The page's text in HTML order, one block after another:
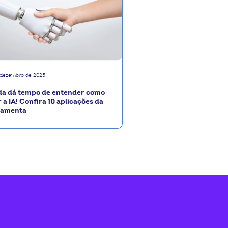
de 2025
dá tempo de entender como
a IA! Confira 10 aplicações da